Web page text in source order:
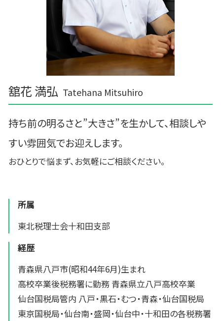
舘花 満弘 Tatehana Mitsuhiro
持ち前の明るさと”大きさ”を生かして、相談しや
すい雰囲気でお迎えします。
おひとりで悩まず、お気軽にご相談ください。
所属
東北税理士会十和田支部
経歴
青森県八戸市(昭和44年6月)生まれ
高校卒業後税務署に勤務 青森県立八戸高校卒業
仙台国税局管内 八戸・黒石・むつ・青森・仙台国税局
東京国税局・仙台南・盛岡・仙台中・十和田の各税務署